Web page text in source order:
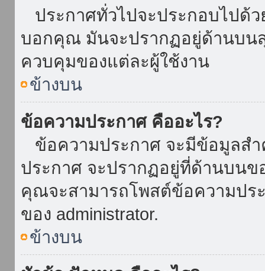
ประกาศทั่วไปจะประกอบไปด้
บอกคุณ มันจะปรากฏอยู่ด้านบน
ควบคุมของแต่ละผู้ใช้งาน
ข้างบน
ข้อความประกาศ คืออะไร?
ข้อความประกาศ จะมีข้อมูลส
ประกาศ จะปรากฏอยู่ที่ด้านบนข
คุณจะสามารถโพสต์ข้อความป
ของ administrator.
ข้างบน